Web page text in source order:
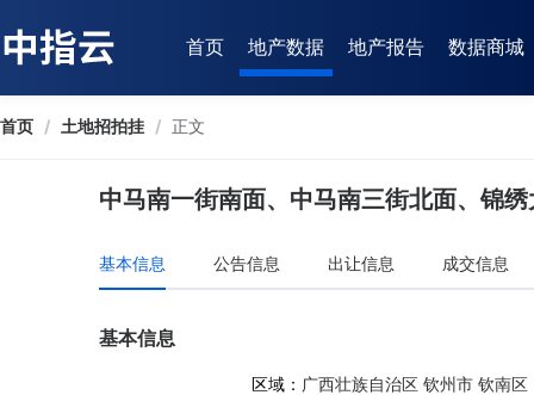
首页 地产数据 地产报告 数据商城
首页 / 土地招拍挂 / 正文
中马南一街南面、中马南三街北面、锦
基本信息 公告信息 出让信息 成交信息
基本信息
区域： 广西壮族自治区 钦州市 钦南区